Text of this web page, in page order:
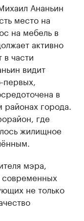
Ананьин
место на
на мебель в
активно
в части
видит
первых,
в
города.
где
жилищное
мэра,
современных
не только